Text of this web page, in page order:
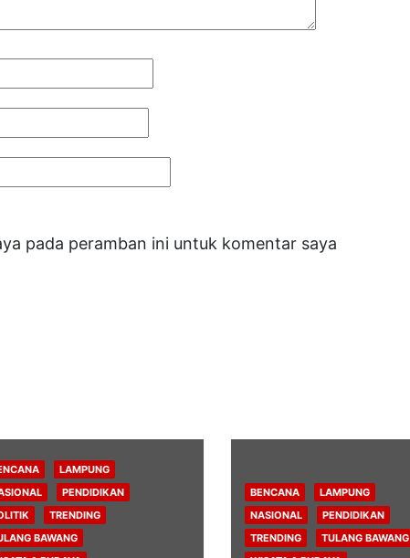
pada peramban ini untuk komentar saya
LAMPUNG
PENDIDIKAN
TRENDING
BAWANG
BENCANA
LAMPUNG
NASIONAL
PENDIDIKAN
TRENDING
TULANG BAWANG